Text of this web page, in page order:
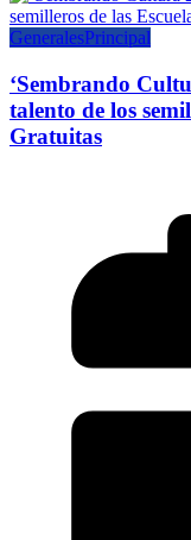
GeneralesPrincipal
‘Sembrando
talento de los
Gratuitas